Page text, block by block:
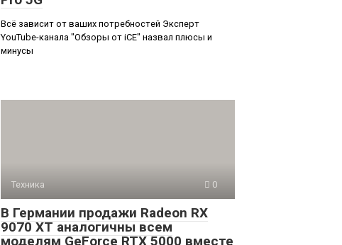
Всё зависит от ваших потребностей Эксперт
YouTube-канала "Обзоры от iCE" назвал плюсы и
минусы
Техника 0
В Германии продажи Radeon RX
9070 XT аналогичны всем
моделям GeForce RTX 5000 вместе